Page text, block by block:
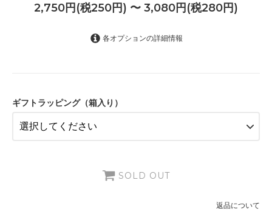
2,750円(税250円) 〜 3,080円(税280円)
各オプションの詳細情報
ギフトラッピング（箱入り）
SOLD OUT
返品について